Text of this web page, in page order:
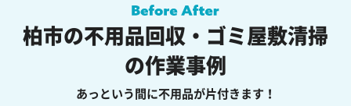
柏市の不用品回収・ゴミ屋敷清掃
の作業事例
あっという間に不用品が片付きます！